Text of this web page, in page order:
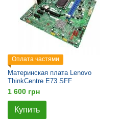
Оплата частями
Материнская плата Lenovo
ThinkCentre E73 SFF
1 600 грн
Купить